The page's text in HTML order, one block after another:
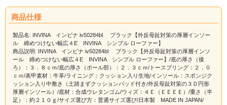
商品仕様
製品名: INVINA インビナ iv50284bl ブラック【外反母趾対策の厚層インソー
ル 締めつけない幅広４E INVINA シンプル ローファー】
商品説明: INVINA インビナ iv50284bl ブラック【外反母趾対策の厚層インソ
ール 締めつけない幅広４E INVINA シンプル ローファー】/底の厚さ（後
ろ）：３．８ｃｍ/底の厚さ（ボール部）：２．３ｃｍ/トースプリング：２．０
ｃｍ/表甲素材：牛革/ライニング：クッション入り生地/インソール：スポンジク
ッション入り中敷き（土踏まずクッションパッド付き/外反母趾対策の３Ｄ円形
厚層インソール）/底材：合成ウレタンゴム/ウィズ：４Ｅ（ＥＥＥＥ）/重さ（半
足）：約２１０ｇ/サイズ選び方：普通サイズ選び/日本製 MADE IN JAPAN/